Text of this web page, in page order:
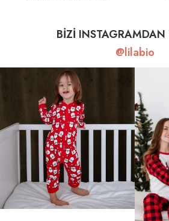
BİZİ INSTAGRAMDAN
@lilabio